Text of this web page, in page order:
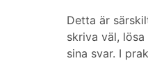
Detta är
skriva väl,
sina svar. I